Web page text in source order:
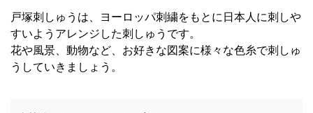
戸塚刺しゅうは、ヨーロッパ刺繍をもとに日本人に刺しや
すいようアレンジした刺しゅうです。
花や風景、動物など、お好きな図案に様々な色糸で刺しゅ
うしていきましょう。